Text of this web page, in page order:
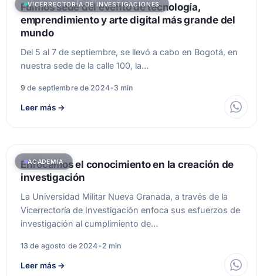
VICERRECTORÍA DE INVESTIGACIONES
Fuimos sede del evento de tecnología,
emprendimiento y arte digital más grande del
mundo
Del 5 al 7 de septiembre, se llevó a cabo en Bogotá, en
nuestra sede de la calle 100, la…
9 de septiembre de 2024• 3 min
Leer más →
ACADEMIA
Enfocamos el conocimiento en la creación de
investigación
La Universidad Militar Nueva Granada, a través de la
Vicerrectoría de Investigación enfoca sus esfuerzos de
investigación al cumplimiento de…
13 de agosto de 2024• 2 min
Leer más →